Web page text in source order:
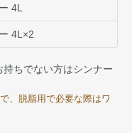
4L
4L×2
ちでない方はシンナー
、脱脂用で必要な際はワ